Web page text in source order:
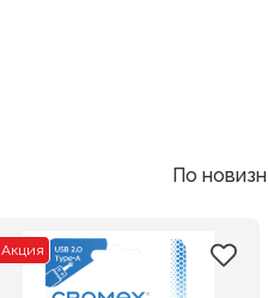
Акция